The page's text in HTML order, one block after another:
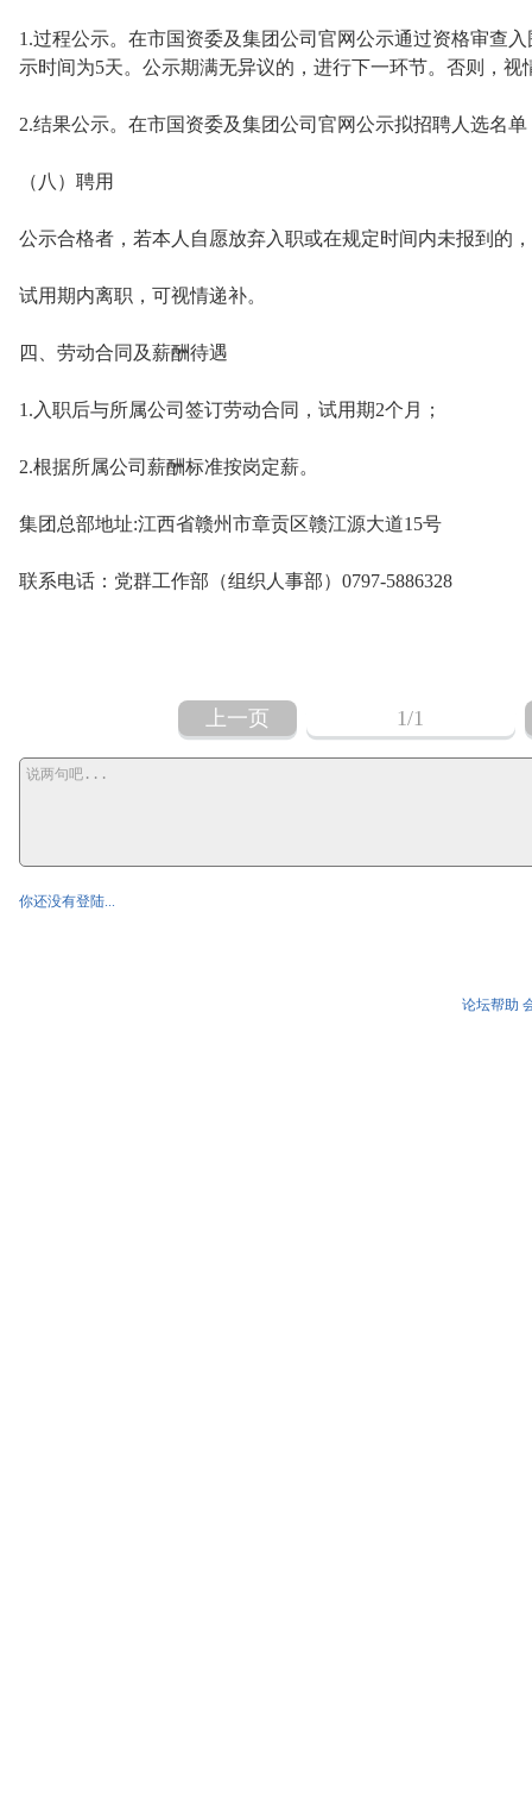
1.过程公示。在市国资委及集团公司官网公示通过资格审查
示时间为5天。公示期满无异议的，进行下一环节。否则，视
2.结果公示。在市国资委及集团公司官网公示拟招聘人选名
（八）聘用
公示合格者，若本人自愿放弃入职或在规定时间内未报到的
试用期内离职，可视情递补。
四、劳动合同及薪酬待遇
1.入职后与所属公司签订劳动合同，试用期2个月；
2.根据所属公司薪酬标准按岗定薪。
集团总部地址:江西省赣州市章贡区赣江源大道15号
联系电话：党群工作部（组织人事部）0797-5886328
上一页 1/1
你还没有登陆...
论坛帮助